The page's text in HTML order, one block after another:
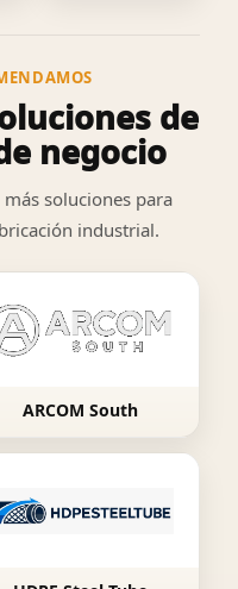
de
negocio
soluciones para
industrial.
ARCOM South